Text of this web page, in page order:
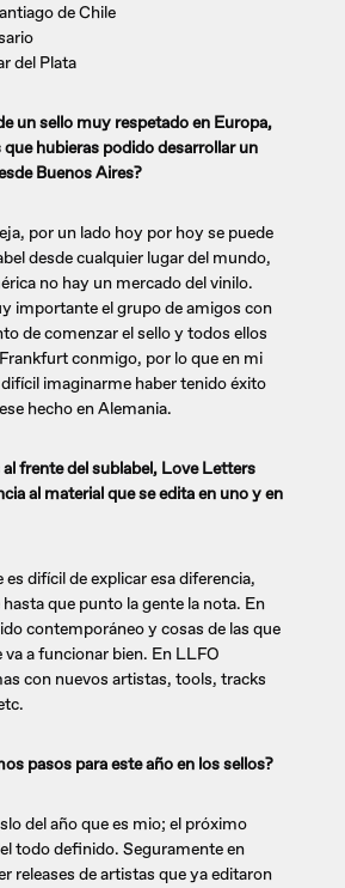
de Chile
del Plata
un sello muy respetado en Europa,
hubieras podido desarrollar un
Buenos Aires?
por un lado hoy por hoy se puede
desde cualquier lugar del mundo,
no hay un mercado del vinilo.
importante el grupo de amigos con
de comenzar el sello y todos ellos
conmigo, por lo que en mi
imaginarme haber tenido éxito
hecho en Alemania.
frente del sublabel, Love Letters
al material que se edita en uno y en
es difícil de explicar esa diferencia,
que punto la gente la nota. En
contemporáneo y cosas de las que
a funcionar bien. En LLFO
con nuevos artistas, tools, tracks
pasos para este año en los sellos?
del año que es mio; el próximo
todo definido. Seguramente en
releases de artistas que ya editaron